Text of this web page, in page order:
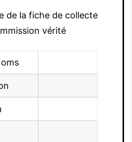
de la fiche de collecte
vérité